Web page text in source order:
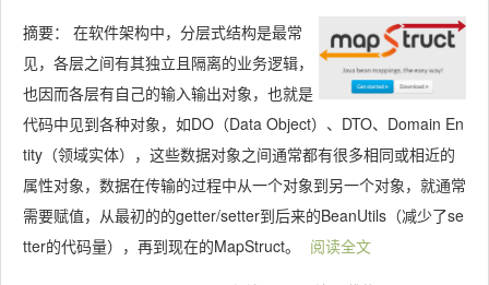
摘要： 在软件架构中，分层式结构是最常
见，各层之间有其独立且隔离的业务逻辑，
也因而各层有自己的输入输出对象，也就是
代码中见到各种对象，如DO（Data Object）、DTO、Domain En
tity（领域实体），这些数据对象之间通常都有很多相同或相近的
属性对象，数据在传输的过程中从一个对象到另一个对象，就通常
需要赋值，从最初的的getter/setter到后来的BeanUtils（减少了se
tter的代码量），再到现在的MapStruct。
阅读全文